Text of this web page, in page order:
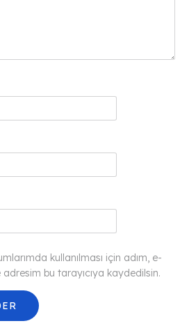
kullanılması için adım, e-
bu tarayıcıya kaydedilsin.